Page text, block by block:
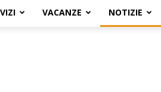
VACANZE NOTIZIE